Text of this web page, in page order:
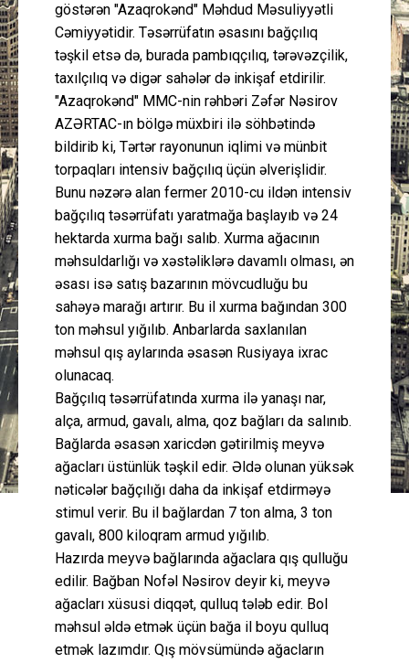
göstərən "Azaqrokənd" Məhdud Məsuliyyətli
Cəmiyyətidir. Təsərrüfatın əsasını bağçılıq
təşkil etsə də, burada pambıqçılıq, tərəvəzçilik,
taxılçılıq və digər sahələr də inkişaf etdirilir.
"Azaqrokənd" MMC-nin rəhbəri Zəfər Nəsirov
AZƏRTAC-ın bölgə müxbiri ilə söhbətində
bildirib ki, Tərtər rayonunun iqlimi və münbit
torpaqları intensiv bağçılıq üçün əlverişlidir.
Bunu nəzərə alan fermer 2010-cu ildən intensiv
bağçılıq təsərrüfatı yaratmağa başlayıb və 24
hektarda xurma bağı salıb. Xurma ağacının
məhsuldarlığı və xəstəliklərə davamlı olması, ən
əsası isə satış bazarının mövcudluğu bu
sahəyə marağı artırır. Bu il xurma bağından 300
ton məhsul yığılıb. Anbarlarda saxlanılan
məhsul qış aylarında əsasən Rusiyaya ixrac
olunacaq.
Bağçılıq təsərrüfatında xurma ilə yanaşı nar,
alça, armud, gavalı, alma, qoz bağları da salınıb.
Bağlarda əsasən xaricdən gətirilmiş meyvə
ağacları üstünlük təşkil edir. Əldə olunan yüksək
nəticələr bağçılığı daha da inkişaf etdirməyə
stimul verir. Bu il bağlardan 7 ton alma, 3 ton
gavalı, 800 kiloqram armud yığılıb.
Hazırda meyvə bağlarında ağaclara qış qulluğu
edilir. Bağban Nofəl Nəsirov deyir ki, meyvə
ağacları xüsusi diqqət, qulluq tələb edir. Bol
məhsul əldə etmək üçün bağa il boyu qulluq
etmək lazımdır. Qış mövsümündə ağacların